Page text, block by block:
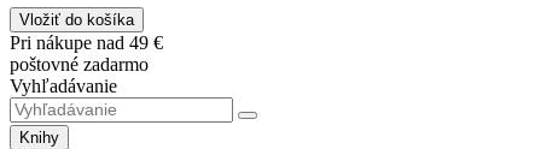
Vložiť do košíka
Pri nákupe nad 49 €
poštovné zadarmo
Vyhľadávanie
Knihy